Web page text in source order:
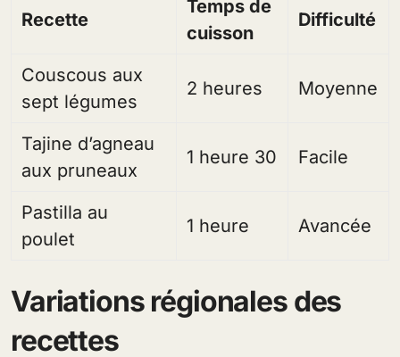
Recette
Temps de
cuisson
Difficulté
Couscous aux
sept légumes
2 heures Moyenne
Tajine d’agneau
aux pruneaux
1 heure 30 Facile
Pastilla au
poulet
1 heure Avancée
Variations régionales des
recettes